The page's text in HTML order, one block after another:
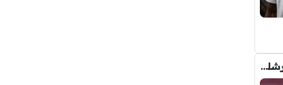
ميسي يقطع آخر حبل وصال بينه وبين برشلونة